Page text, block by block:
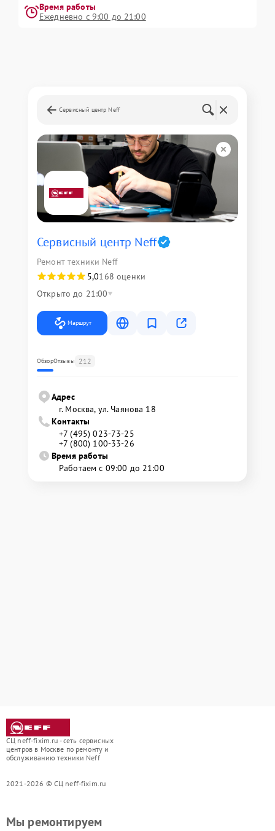
Время работы
Ежедневно с 9:00 до 21:00
Сервисный центр Neff
Сервисный центр Neff
Ремонт техники Neff
5,0168 оценки
Открыто до 21:00
Маршрут
ОбзорОтзывы 212
Адрес
г. Москва, ул. Чаянова 18
Контакты
+7 (495) 023-73-25
+7 (800) 100-33-26
Время работы
Работаем с 09:00 до 21:00
СЦ neff-fixim.ru - сеть сервисных
центров в Москве по ремонту и
обслуживанию техники Neff
2021-2026 © СЦ neff-fixim.ru
Мы ремонтируем